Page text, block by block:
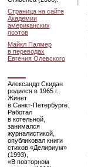
Страница на сайте
Академии
американских
поэтов
Майкл Палмер
в переводах
Евгения Олевского
Александр Скидан
родился в 1965 г.
Живет
в Санкт-Петербурге.
Работал
в котельной,
занимался
журналистикой,
опубликовал книги
стихов «Делириум»
(1993),
«В повторном